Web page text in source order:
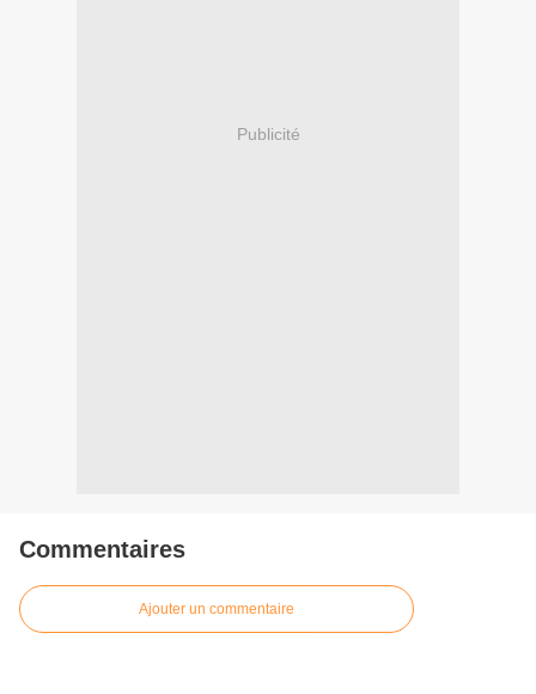
Publicité
Commentaires
Ajouter un commentaire